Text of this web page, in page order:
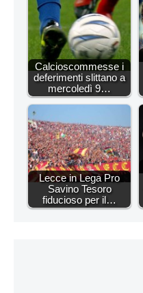
Calcioscommesse i
deferimenti slittano a
mercoledì 9…
Lecce in Lega Pro
Savino Tesoro
fiducioso per il…